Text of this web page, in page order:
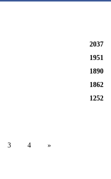
2037
1951
1890
1862
1252
3 4 »